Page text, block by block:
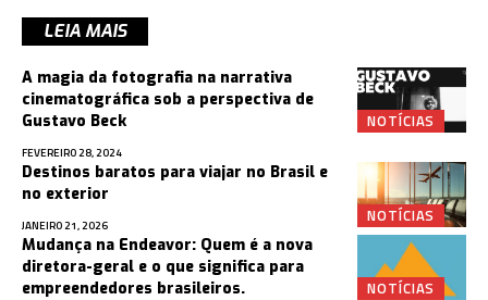
LEIA MAIS
NOTÍCIAS
A magia da fotografia na narrativa
cinematográfica sob a perspectiva de
Gustavo Beck
FEVEREIRO 28, 2024
NOTÍCIAS
Destinos baratos para viajar no Brasil e
no exterior
JANEIRO 21, 2026
NOTÍCIAS
Mudança na Endeavor: Quem é a nova
diretora-geral e o que significa para
empreendedores brasileiros.